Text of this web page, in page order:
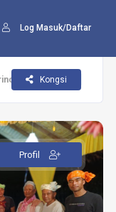
Log Masuk/Daftar
Kongsi
Profil